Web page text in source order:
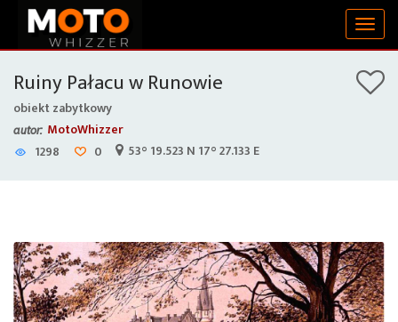
Ruiny Pałacu w Runowie
obiekt zabytkowy
autor: MotoWhizzer
1298
0 53° 19.523 N 17° 27.133 E